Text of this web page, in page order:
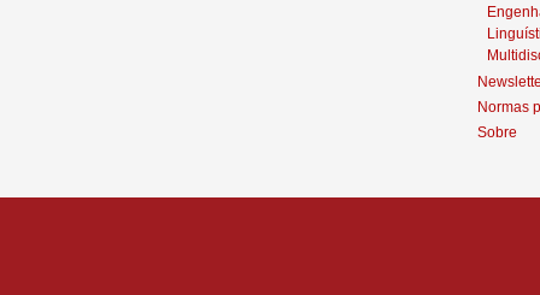
Normas
Sobre